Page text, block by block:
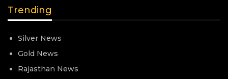
Trending
Silver News
Gold News
Rajasthan News